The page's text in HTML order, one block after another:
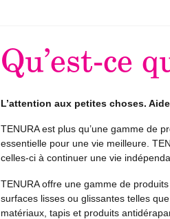
Qu’est-ce
L’attention aux petites choses.
TENURA est plus qu’une gamme de
essentielle pour une vie meilleure.
celles-ci à continuer une vie
TENURA offre une gamme de
surfaces lisses ou glissantes telles
matériaux, tapis et produits